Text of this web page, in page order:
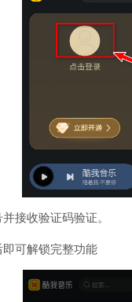
接收验证码验证。
可解锁完整功能